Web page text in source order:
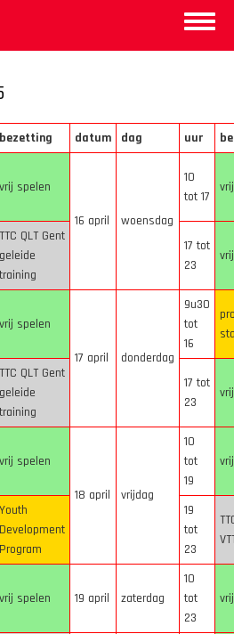
Toggle
bezetting datum dag uur
vrij spelen
16 april woensdag
10
tot 17
TTC QLT Gent
geleide
training
17 tot
23
vrij spelen
17 april donderdag
9u30
tot
16
TTC QLT Gent
geleide
training
17 tot
23
vrij spelen
18 april vrijdag
10
tot
19
Youth
Development
Program
19
tot
23
vrij spelen 19 april zaterdag
10
tot
23